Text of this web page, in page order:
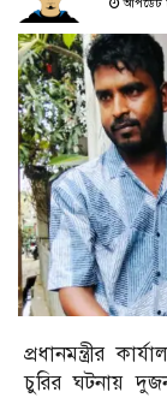
আপডেট
প্রধানমন্ত্রীর
চুরির ঘটনায়